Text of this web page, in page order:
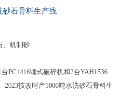
砂石骨料生产线
、机制砂
PC1416锤式破碎机和2台YAH1536
2023技改时产1000吨水洗砂石骨料生